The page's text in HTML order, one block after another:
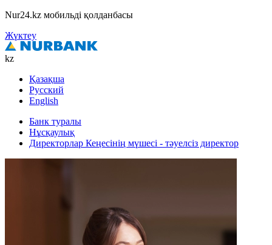
Nur24.kz мобильді қолданбасы
Жүктеу
kz
Қазақша
Русский
English
Банк туралы
Нұсқаулық
Директорлар Кеңесінің мүшесі - тәуелсіз директор